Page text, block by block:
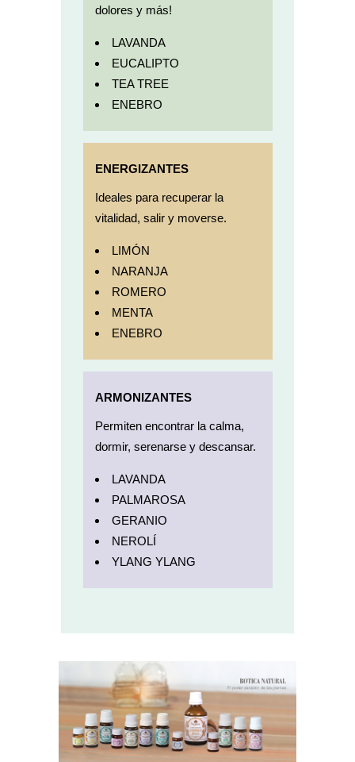
dolores y más!
LAVANDA
EUCALIPTO
TEA TREE
ENEBRO
ENERGIZANTES
Ideales para recuperar la
vitalidad, salir y moverse.
LIMÓN
NARANJA
ROMERO
MENTA
ENEBRO
ARMONIZANTES
Permiten encontrar la calma,
dormir, serenarse y descansar.
LAVANDA
PALMAROSA
GERANIO
NEROLÍ
YLANG YLANG